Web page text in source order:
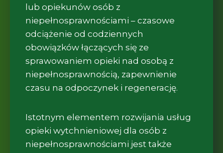
lub opiekunów osób z
niepełnosprawnościami – czasowe
odciążenie od codziennych
obowiązków łączących się ze
sprawowaniem opieki nad osobą z
niepełnosprawnością, zapewnienie
czasu na odpoczynek i regenerację.
Istotnym elementem rozwijania usług
opieki wytchnieniowej dla osób z
niepełnosprawnościami jest także